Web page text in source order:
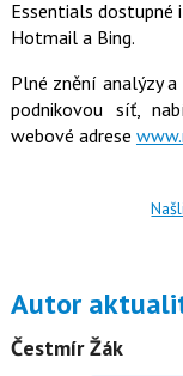
Essentials dostupné
Hotmail a Bing.
Plné znění analýzy
podnikovou síť,
webové adrese
Autor
Čestmír Žák